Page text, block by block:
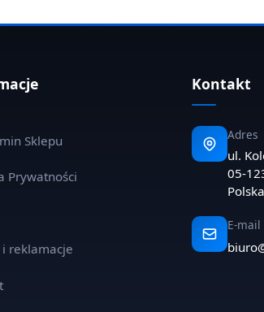
Sklepu
Prywatności
i reklamacje
Kontakt
Adres
ul.
05-
Polska
E-mail